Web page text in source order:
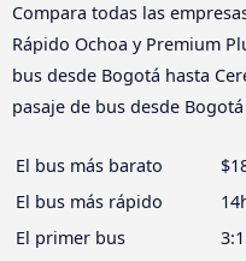
Compara todas las
Rápido Ochoa y Premium
bus desde Bogotá hasta
pasaje de bus desde
El bus más barato
El bus más rápido
El primer bus